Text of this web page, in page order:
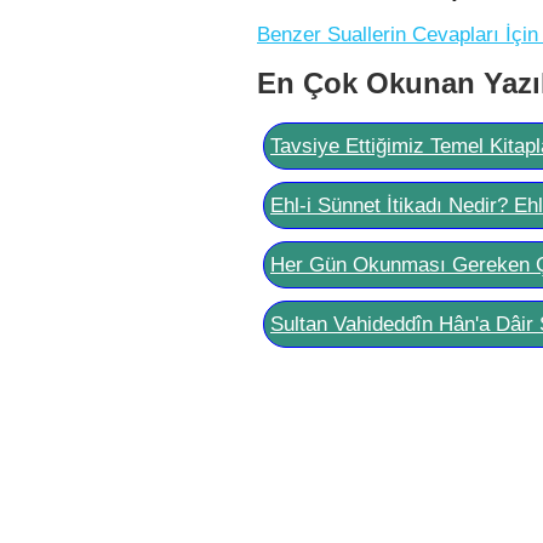
Benzer Suallerin Cevapları İçin
En Çok Okunan
Tavsiye Ettiğimiz Temel
Ehl-i Sünnet İtikadı Nedir?
Her Gün Okunması Gereken
Sultan Vahideddîn Hân'a Dâir